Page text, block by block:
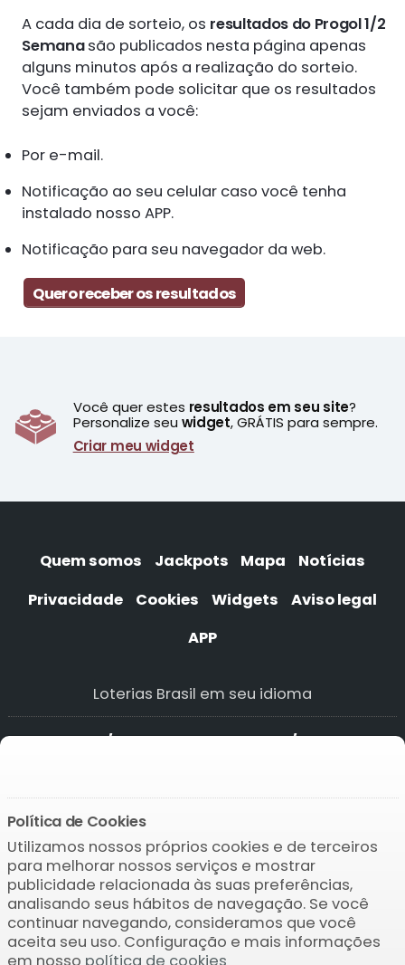
A cada dia de sorteio, os resultados do Progol 1/2
Semanasão publicados nesta página apenas
alguns minutos após a realização do sorteio.
Você também pode solicitar que os resultados
sejam enviados a você:
Por e-mail.
Notificação ao seu celular caso você tenha
instalado nosso APP.
Notificação para seu navegador da web.
Quero receber os resultados
Você quer estes resultados em seu site?
Personalize seu widget, GRÁTIS para sempre.
Criar meu widget
Quem somos Jackpots Mapa
Notícias
Privacidade
Cookies Widgets
Aviso legal
APP
Loterias Brasil em seu idioma
Progol 1/2 Semana Progol 1/2 Semana
Progol 1/2 Semana Progol 1/2 Semana
Baixar o APP
Política de Cookies
Utilizamos nossos próprios cookies e de terceiros
para melhorar nossos serviços e mostrar
publicidade relacionada às suas preferências,
analisando seus hábitos de navegação. Se você
continuar navegando, consideramos que você
aceita seu uso. Configuração e mais informações